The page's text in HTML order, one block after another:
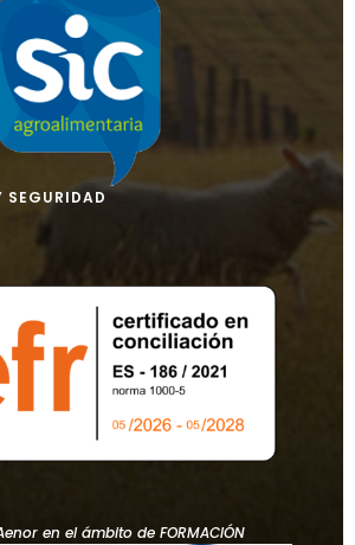
SEGURIDAD
en el ámbito de FORMACIÓN